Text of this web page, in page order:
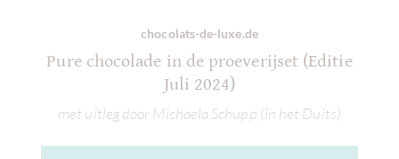
chocolats-de-luxe.de
Pure chocolade in de proeverijset (Editie
Juli 2024)
met uitleg door Michaela Schupp (in het Duits)